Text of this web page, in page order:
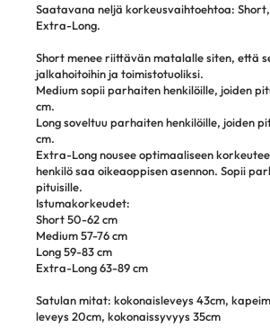
Saatavana neljä korkeusvaihtoehtoa:
Extra-Long.
Short menee riittävän matalalle siten, että
jalkahoitoihin ja toimistotuoliksi.
Medium sopii parhaiten henkilöille, joiden
cm.
Long soveltuu parhaiten henkilöille, joiden
cm.
Extra-Long nousee optimaaliseen
henkilö saa oikeaoppisen asennon. Sopii
pituisille.
Istumakorkeudet:
Short 50-62 cm
Medium 57-76 cm
Long 59-83 cm
Extra-Long 63-89 cm
Satulan mitat: kokonaisleveys 43cm,
leveys 20cm, kokonaissyvyys 35cm